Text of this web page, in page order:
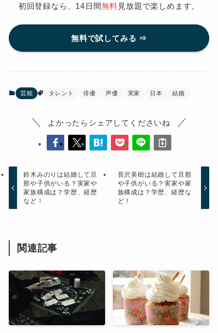
初回登録なら、14日間無料 見放題で楽しめます。
無料で試してみる ⇒
芸能 タレント 俳優 声優 実家 日本 結婚
よかったらシェアしてくださいね
鈴木みのりは結婚して旦
那や子供がいる？実家や
家族構成は？学歴、経歴
など！
長沢美樹は結婚して旦那
や子供がいる？実家や家
族構成は？学歴、経歴な
ど！
関連記事